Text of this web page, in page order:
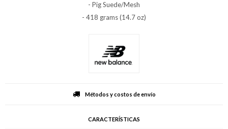
- Pig Suede/Mesh
- 418 grams (14.7 oz)
Métodos y costos de envío
CARACTERÍSTICAS